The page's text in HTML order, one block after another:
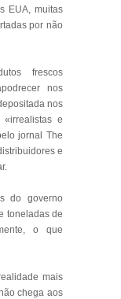
EUA, muitas
por não
frescos
nos
nos
e
jornal The
e
do governo
toneladas de
o que
mais
chega aos